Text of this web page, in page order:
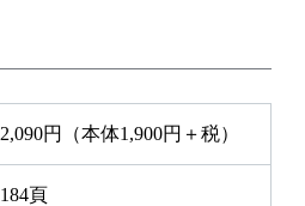
2,090円（本体1,900円＋税）
184頁